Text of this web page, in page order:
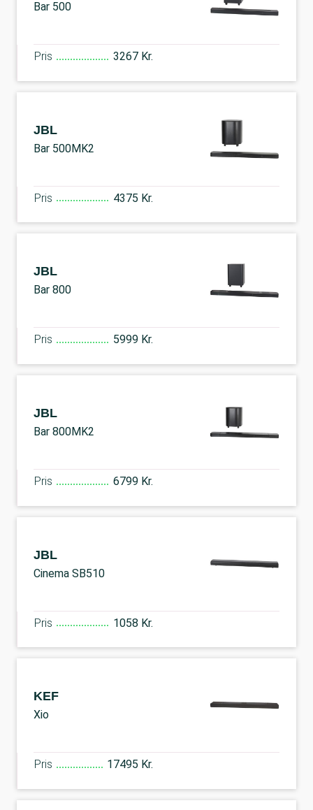
Bar 500
Pris 3267 Kr.
JBL
Bar 500MK2
Pris 4375 Kr.
JBL
Bar 800
Pris 5999 Kr.
JBL
Bar 800MK2
Pris 6799 Kr.
JBL
Cinema SB510
Pris 1058 Kr.
KEF
Xio
Pris 17495 Kr.